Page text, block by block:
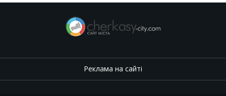
Реклама на сайті